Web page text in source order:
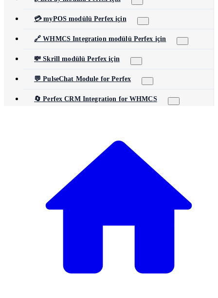
💳 myPOS modülü Perfex için
🔗 WHMCS Integration modülü Perfex için
💸 Skrill modülü Perfex için
💬 PulseChat Module for Perfex
🔄 Perfex CRM Integration for WHMCS